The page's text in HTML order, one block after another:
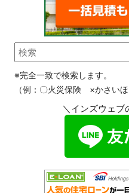
※完全一致で検索します。
（例：〇火災保険 ×かさいほ
＼インズウェブ